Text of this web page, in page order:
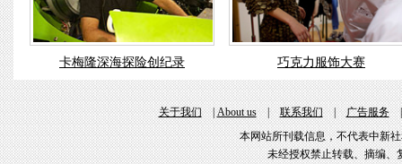
卡梅隆深海探险创纪录 巧克力服饰大赛
关于我们|About us|联系我们|广告服务
本网站所刊载信息，不代表中新
未经授权禁止转载、摘编、